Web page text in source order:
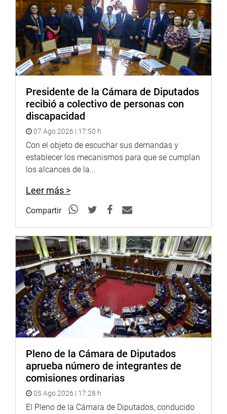
Presidente de la Cámara de Diputados
recibió a colectivo de personas con
discapacidad
07 Ago 2026 | 17:50 h
Con el objeto de escuchar sus demandas y
establecer los mecanismos para que se cumplan
los alcances de la...
Leer más >
Compartir
Pleno de la Cámara de Diputados
aprueba número de integrantes de
comisiones ordinarias
05 Ago 2026 | 17:28 h
El Pleno de la Cámara de Diputados, conducido